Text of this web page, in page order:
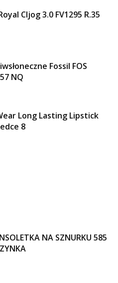
Cljog 3.0 FV1295 R.35
Fossil FOS
NQ
Long Lasting Lipstick
8
NA SZNURKU 585